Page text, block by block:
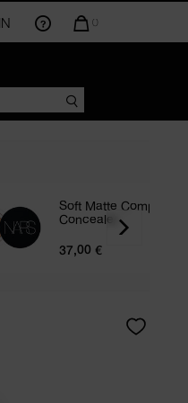
LA
AMMONTA
0
Soft Matte Complete
Concealer
37,00 €